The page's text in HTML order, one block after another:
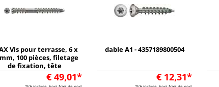
Vis pour terrasse, 6 x
100 pièces, filetage
de fixation, tête
T-STAR plus T25
- 0538000600803€ 49,01*
dable A1 - 4357189800504
€ 12,31*